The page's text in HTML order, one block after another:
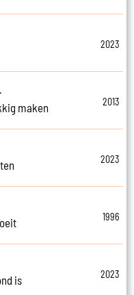
2023
maken
2013
2023
1996
is
2023